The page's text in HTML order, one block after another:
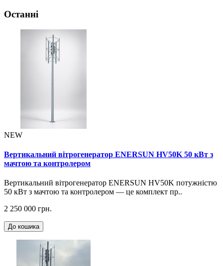
Останні
NEW
Вертикальний вітрогенератор ENERSUN HV50K 50 кВт з
мачтою та контролером
Вертикальний вітрогенератор ENERSUN HV50K потужністю
50 кВт з мачтою та контролером — це комплект пр..
2 250 000 грн.
До кошика